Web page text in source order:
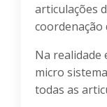
articulações
coordenação
Na realidade
micro
todas as